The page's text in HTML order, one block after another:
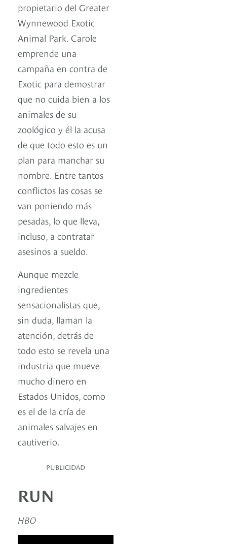
propietario del Greater
Wynnewood Exotic
Animal Park. Carole
emprende una
campaña en contra de
Exotic para demostrar
que no cuida bien a los
animales de su
zoológico y él la acusa
de que todo esto es un
plan para manchar su
nombre. Entre tantos
conflictos las cosas se
van poniendo más
pesadas, lo que lleva,
incluso, a contratar
asesinos a sueldo.
Aunque mezcle
ingredientes
sensacionalistas que,
sin duda, llaman la
atención, detrás de
todo esto se revela una
industria que mueve
mucho dinero en
Estados Unidos, como
es el de la cría de
animales salvajes en
cautiverio.
PUBLICIDAD
RUN
HBO